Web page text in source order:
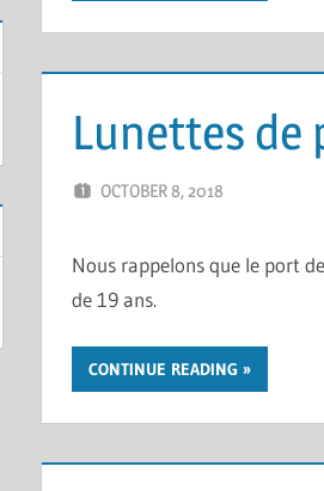
Lunettes de
OCTOBER 8, 2018
Nous rappelons que le port
de 19 ans.
CONTINUE READING